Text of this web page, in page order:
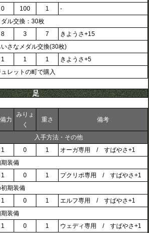
0 100 1
-
ル交換：30枚
8 3 7
きようさ+15
さなメダル交換(30枚)
1 1 1
きようさ+5
レットの町で購入
足
力
みりょ
く
重さ 備考
入手方法・その他
1 0 1
オーガ専用 / すばやさ+1
装備
1 0 1
プクリポ専用 / すばやさ+1
期装備
1 0 1
エルフ専用 / すばやさ+1
装備
1 0 1
ウェディ専用 / すばやさ+1